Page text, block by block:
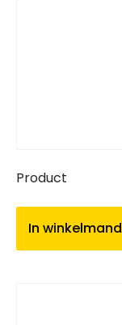
Product
In winkelmand